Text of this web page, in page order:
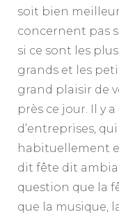
soit bien
concernent pas
si ce sont les
grands et les
grand plaisir de
près ce jour. Il y
d’entreprises,
habituellement
dit fête dit
question que la
que la musique,